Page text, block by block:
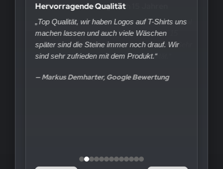
Hervorragende Qualität
„Top Qualität, wir haben Logos auf T-Shirts uns
machen lassen und auch viele Wäschen
später sind die Steine immer noch drauf. Wir
sind sehr zufrieden mit dem Produkt.“
— Markus Demharter, Google Bewertung